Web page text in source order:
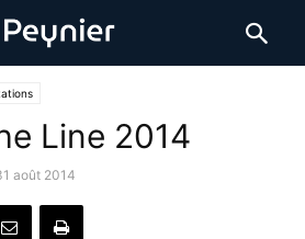
Line 2014
août 2014